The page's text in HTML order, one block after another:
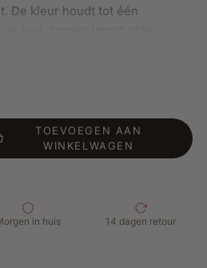
De kleur houdt tot één
Verrijkt met ceramiden en
terwijl het zorgt voor een
elasticiteit
Hydrateert, verdikt en
TOEVOEGEN AAN
WINKELWAGEN
in huis 14 dagen retour